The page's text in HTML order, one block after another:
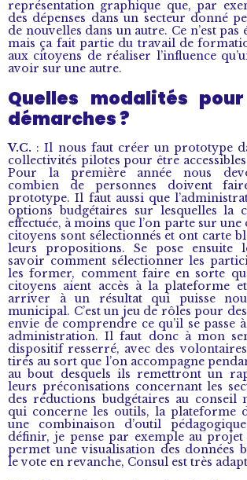
représentation graphique que, par
des dépenses dans un secteur donné
de nouvelles dans un autre. Ce n’est
mais ça fait partie du travail de
aux citoyens de réaliser l’influence
avoir sur une autre.
Quelles modalités
démarches ?
V.C. : Il nous faut créer un prototype
collectivités pilotes pour être
Pour la première année nous
combien de personnes doivent
prototype. Il faut aussi que
options budgétaires sur lesquelles la
effectuée, à moins que l’on parte sur une
citoyens sont sélectionnés et ont carte
leurs propositions. Se pose ensuite
savoir comment sélectionner les
les former, comment faire en sorte
citoyens aient accès à la plateforme
arriver à un résultat qui puisse
municipal. C’est un jeu de rôles pour
envie de comprendre ce qu’il se passe
administration. Il faut donc à mon
dispositif resserré, avec des
tirés au sort que l’on accompagne
au bout desquels ils remettront un
leurs préconisations concernant les
des réductions budgétaires au conseil
qui concerne les outils, la plateforme
une combinaison d’outil
définir, je pense par exemple au projet
permet une visualisation des données
le vote en revanche, Consul est très